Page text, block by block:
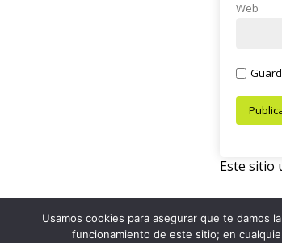
Web
Este sitio
© 2026 Café Con Letras
Usamos cookies para asegurar que te damos
funcionamiento de este sitio; en